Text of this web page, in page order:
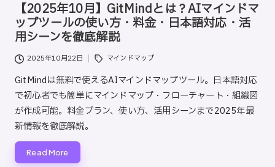
【2025年10月】GitMindとは？AIマインドマ
ップツールの使い方・料金・日本語対応・活
用シーンを徹底解説
2025年10月22日
Tags: マインドマップ
GitMindは無料で使えるAIマインドマップツール。日本語対応
で初心者でも簡単にマインドマップ・フローチャート・組織図
が作成可能。料金プラン、使い方、活用シーンまで2025年最
新情報を徹底解説。
Read More